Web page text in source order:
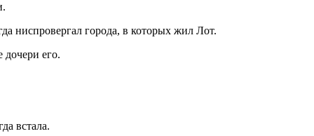
ниспровергал города, в которых жил Лот.
его.
встала.